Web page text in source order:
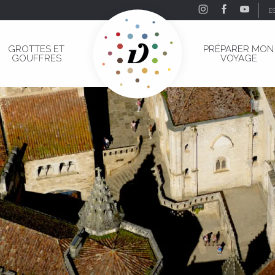
GROTTES ET
GOUFFRES
PRÉPARER MON
VOYAGE